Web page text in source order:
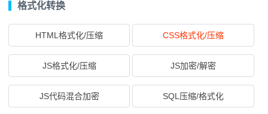
格式化转换
HTML格式化/压缩 CSS格式化/压缩
JS格式化/压缩 JS加密/解密
JS代码混合加密 SQL压缩/格式化